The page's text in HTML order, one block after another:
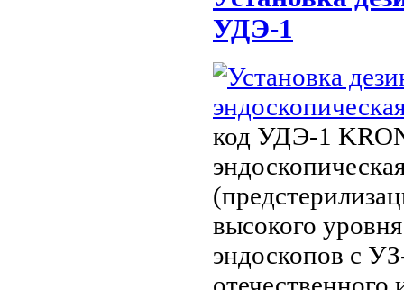
УДЭ-1
код УДЭ-1
высокого
эндоскопов с